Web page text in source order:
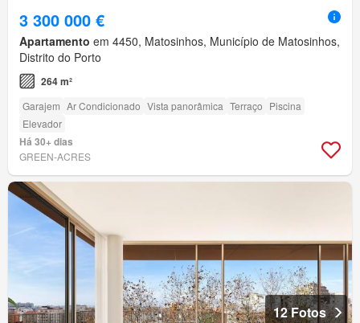
3 300 000 €
Apartamento em 4450, Matosinhos, Município de Matosinhos,
Distrito do Porto
264 m²
Garajem Ar Condicionado Vista panorâmica Terraço Piscina
Elevador
Há 30+ dias
GREEN-ACRES
12 Fotos